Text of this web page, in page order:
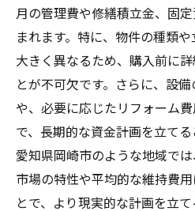
月の管理費や修繕積立金、固
まれます。特に、物件の種類
大きく異なるため、購入前に
とが不可欠です。さらに、設
や、必要に応じたリフォーム
で、長期的な資金計画を立てる
愛知県岡崎市のような地域で
市場の特性や平均的な維持費
とで、より現実的な計画を立